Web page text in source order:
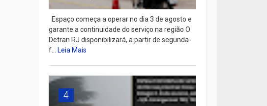
Espaço começa a operar no dia 3 de agosto e
garante a continuidade do serviço na região O
Detran RJ disponibilizará, a partir de segunda-
f...Leia Mais
4